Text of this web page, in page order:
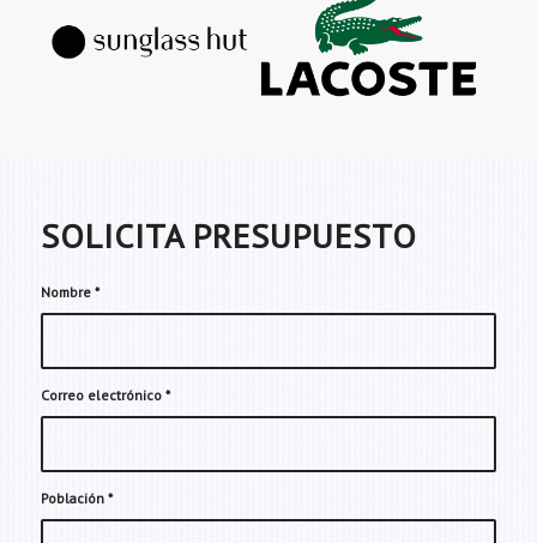
SOLICITA PRESUPUESTO
Nombre *
Correo electrónico *
Población *